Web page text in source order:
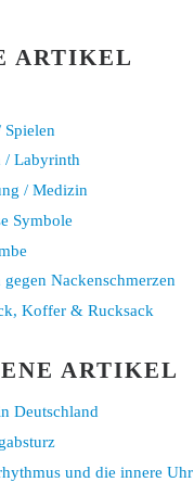
ARTIKEL
/ Labyrinth
/ Medizin
Symbole
gegen Nackenschmerzen
Koffer & Rucksack
ARTIKEL
Deutschland
und die innere Uhr